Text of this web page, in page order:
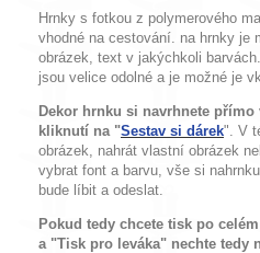
Hrnky s fotkou z polymerového
vhodné na cestování. na hrnky je
obrázek, text v jakýchkoli
jsou velice odolné a je možné je
Dekor hrnku si navrhnete
kliknutí na "Sestav si dárek". V
obrázek, nahrát vlastní obrázek
vybrat font a barvu, vše si
bude líbit a odeslat.
Pokud tedy chcete tisk po
a "Tisk pro leváka" nechte tedy